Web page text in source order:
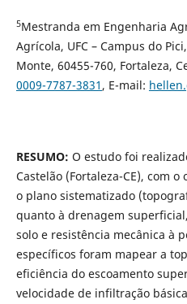
5Mestranda em Engenharia
Agrícola, UFC – Campus do
Monte, 60455-760, Fortaleza,
0009-7787-3831 , E-mail:
RESUMO: O estudo foi
Castelão (Fortaleza-CE), com
o plano sistematizado
quanto à drenagem
solo e resistência mecânica à
específicos foram mapear a
eficiência do escoamento
velocidade de infiltração